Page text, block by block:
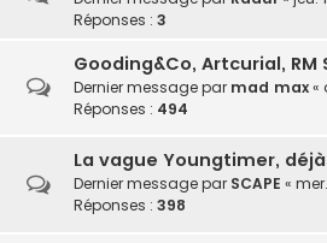
Réponses : 3
Gooding&Co, Artcurial,
Dernier message par mad max«
Réponses : 494
La vague Youngtimer,
Dernier message par SCAPE «
Réponses : 398